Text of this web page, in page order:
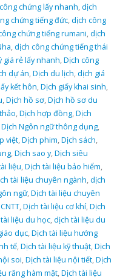
chứng lấy nhanh,dịch
chứng tiếng đức,dịch công
chứng tiếng rumani,dịch
,dịch công chứng tiếng thái
giá rẻ lấy nhanh,Dịch công
dự án,Dịch du lịch,dịch giá
kết hôn,Dịch giấy khai sinh,
,Dịch hồ sơ,Dịch hồ sơ du
,Dịch hợp đồng,Dịch
Dịch Ngôn ngữ thông dụng,
việt,Dịch phim,Dịch sách,
,Dịch sao y,Dịch siêu
liệu,Dịch tài liệu bảo hiểm,
tài liệu chuyên ngành,dịch
ngữ,Dịch tài liệu chuyên
,Dịch tài liệu cơ khí,Dịch
liệu du học,dịch tài liệu du
dục,Dịch tài liệu hướng
tế,Dịch tài liệu kỹ thuật,Dịch
soi,Dịch tài liệu nội tiết,Dịch
răng hàm mặt,Dịch tài liệu